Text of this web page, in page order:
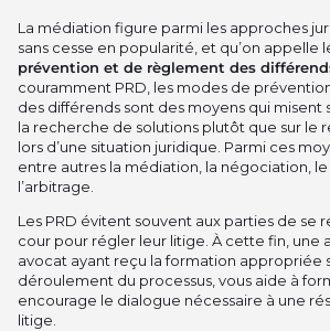
La médiation figure parmi les approches
sans cesse en popularité, et qu’on appelle
prévention et de règlement des
couramment PRD, les modes de
des différends sont des moyens qui misent
la recherche de solutions plutôt que sur le
lors d’une situation juridique. Parmi ces
entre autres la médiation, la négociation,
l’arbitrage.
Les PRD évitent souvent aux parties de se
cour pour régler leur litige. À cette fin, une
avocat ayant reçu la formation appropriée
déroulement du processus, vous aide à
encourage le dialogue nécessaire à une
litige.